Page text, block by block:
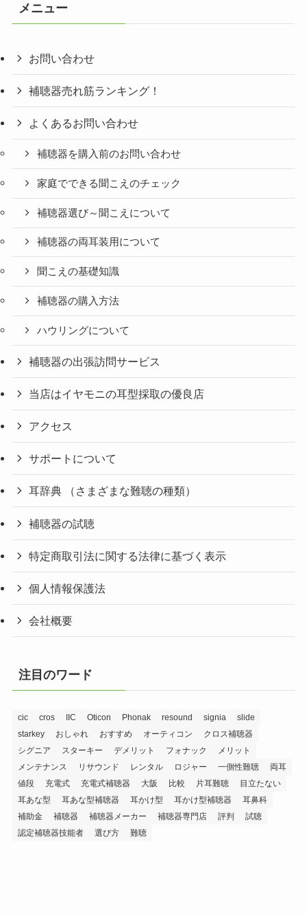
メニュー
お問い合わせ
補聴器売れ筋ランキング！
よくあるお問い合わせ
補聴器を購入前のお問い合わせ
家庭でできる聞こえのチェック
補聴器選び～聞こえについて
補聴器の両耳装用について
聞こえの基礎知識
補聴器の購入方法
ハウリングについて
補聴器の出張訪問サービス
当店はイヤモニの耳型採取の優良店
アクセス
サポートについて
耳辞典 （さまざまな難聴の種類）
補聴器の試聴
特定商取引法に関する法律に基づく表示
個人情報保護法
会社概要
注目のワード
cic cros IIC Oticon Phonak resound signia
slide
starkey
おしゃれ おすすめ オーティコン
クロス補聴器
シグニア
スターキー デメリット フォナック
メリット
メンテナンス
リサウンド レンタル ロジャー 一側性難聴
両耳
値段
充電式 充電式補聴器 大阪 比較 片耳難聴
目立たない
耳あな型
耳あな型補聴器 耳かけ型 耳かけ型補聴器
耳鼻科
補助金
補聴器 補聴器メーカー 補聴器専門店 評判
試聴
認定補聴器技能者
選び方 難聴